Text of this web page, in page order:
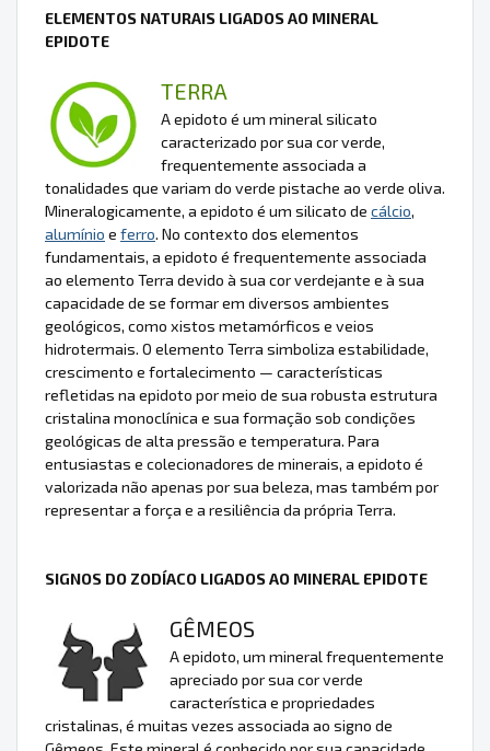
ELEMENTOS NATURAIS LIGADOS AO MINERAL
EPIDOTE
TERRA
A epidoto é um mineral silicato
caracterizado por sua cor verde,
frequentemente associada a
tonalidades que variam do verde pistache ao verde oliva.
Mineralogicamente, a epidoto é um silicato de cálcio,
alumínio e ferro. No contexto dos elementos
fundamentais, a epidoto é frequentemente associada
ao elemento Terra devido à sua cor verdejante e à sua
capacidade de se formar em diversos ambientes
geológicos, como xistos metamórficos e veios
hidrotermais. O elemento Terra simboliza estabilidade,
crescimento e fortalecimento — características
refletidas na epidoto por meio de sua robusta estrutura
cristalina monoclínica e sua formação sob condições
geológicas de alta pressão e temperatura. Para
entusiastas e colecionadores de minerais, a epidoto é
valorizada não apenas por sua beleza, mas também por
representar a força e a resiliência da própria Terra.
SIGNOS DO ZODÍACO LIGADOS AO MINERAL EPIDOTE
GÊMEOS
A epidoto, um mineral frequentemente
apreciado por sua cor verde
característica e propriedades
cristalinas, é muitas vezes associada ao signo de